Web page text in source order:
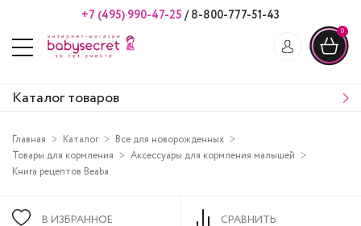
+7 (495) 990-47-25 /8-800-777-51-43
0
Каталог товаров
Главная Каталог
Все для новорожденных
Товары для кормления
Аксессуары для кормления малышей
Книга рецептов Beaba
В ИЗБРАННОЕ СРАВНИТЬ